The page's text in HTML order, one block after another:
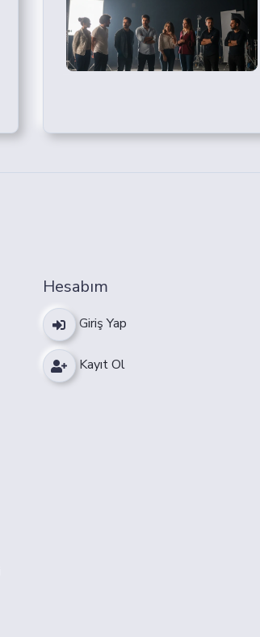
Hesabım
Giriş Yap
Kayıt Ol